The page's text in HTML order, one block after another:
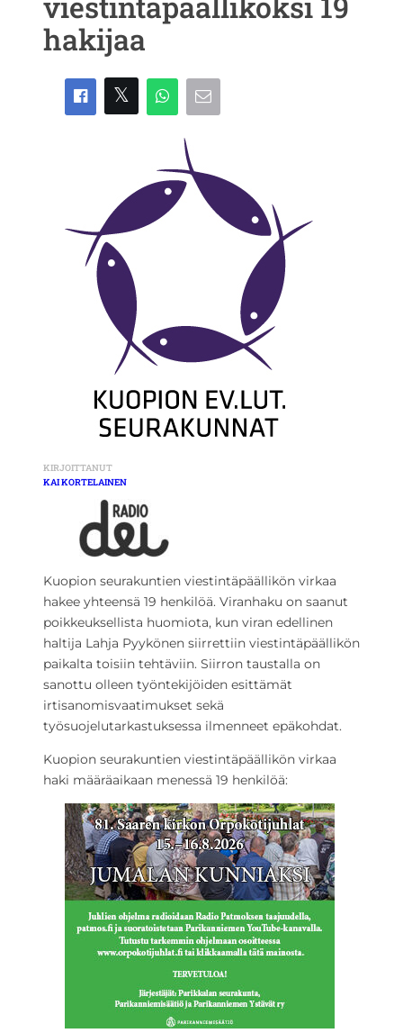
hakijaa
KIRJOITTANUT
KAI KORTELAINEN
Kuopion seurakuntien viestintäpäällikön virkaa
hakee yhteensä 19 henkilöä. Viranhaku on saanut
poikkeuksellista huomiota, kun viran edellinen
haltija Lahja Pyykönen siirrettiin viestintäpäällikön
paikalta toisiin tehtäviin. Siirron taustalla on
sanottu olleen työntekijöiden esittämät
irtisanomisvaatimukset sekä
työsuojelutarkastuksessa ilmenneet epäkohdat.
Kuopion seurakuntien viestintäpäällikön virkaa
haki määräaikaan menessä 19 henkilöä: